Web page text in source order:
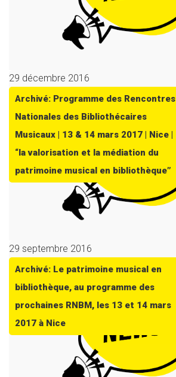
29 décembre 2016
Archivé: Programme des Rencontres
Nationales des Bibliothécaires
Musicaux | 13 & 14 mars 2017 | Nice |
“la valorisation et la médiation du
patrimoine musical en bibliothèque”
29 septembre 2016
Archivé: Le patrimoine musical en
bibliothèque, au programme des
prochaines RNBM, les 13 et 14 mars
2017 à Nice